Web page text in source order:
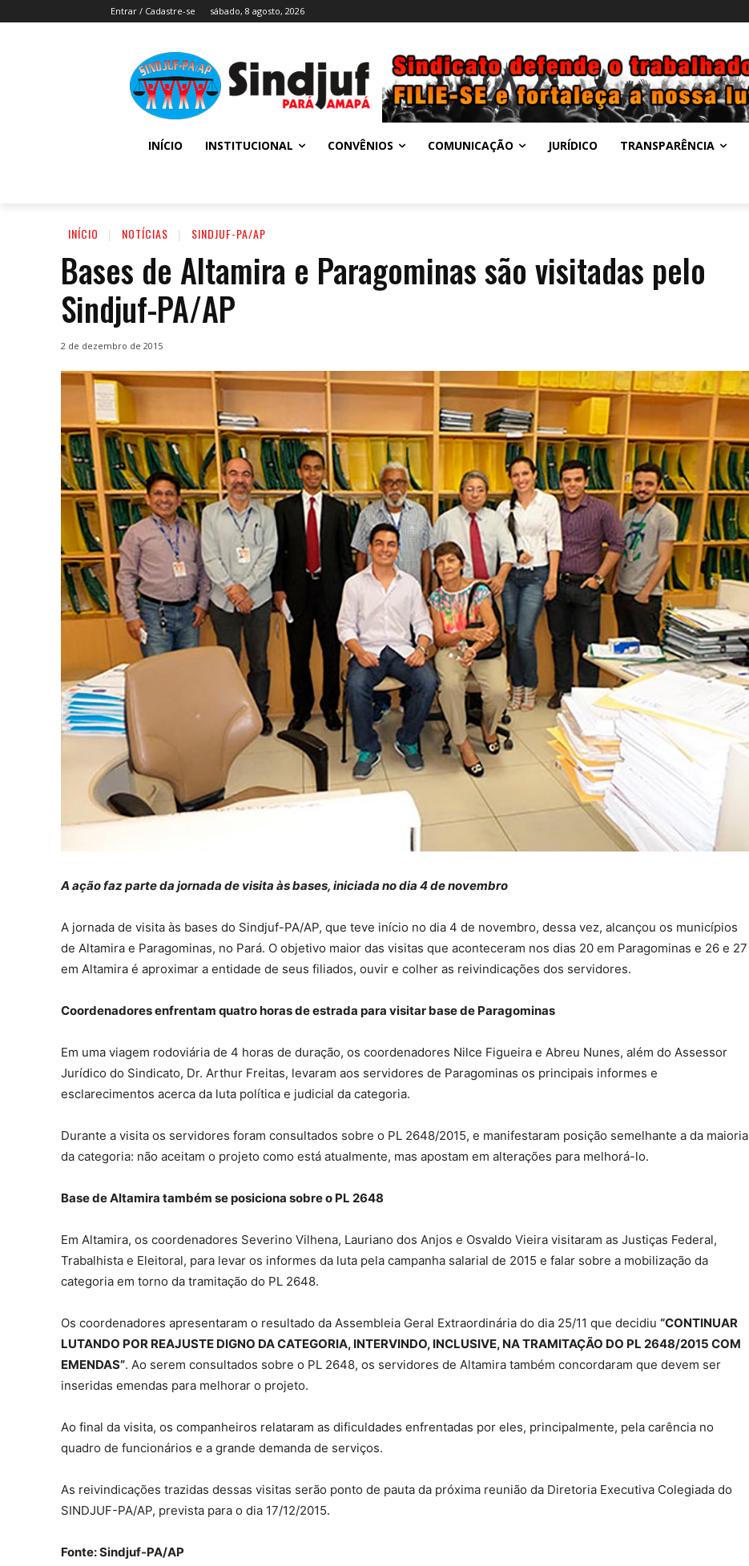
Entrar / Cadastre-se sábado, 8 agosto, 2026
INÍCIO INSTITUCIONAL CONVÊNIOS COMUNICAÇÃO JURÍDICO TRANSPARÊNCIA
INÍCIO NOTÍCIAS SINDJUF-PA/AP
Bases de Altamira e Paragominas são visitadas pelo
Sindjuf-PA/AP
2 de dezembro de 2015
A ação faz parte da jornada de visita às bases, iniciada no dia 4 de novembro
A jornada de visita às bases do Sindjuf-PA/AP, que teve início no dia 4 de novembro, dessa vez, alcançou os municípios
de Altamira e Paragominas, no Pará. O objetivo maior das visitas que aconteceram nos dias 20 em Paragominas e 26 e 27
em Altamira é aproximar a entidade de seus filiados, ouvir e colher as reivindicações dos servidores.
Coordenadores enfrentam quatro horas de estrada para visitar base de Paragominas
Em uma viagem rodoviária de 4 horas de duração, os coordenadores Nilce Figueira e Abreu Nunes, além do Assessor
Jurídico do Sindicato, Dr. Arthur Freitas, levaram aos servidores de Paragominas os principais informes e
esclarecimentos acerca da luta política e judicial da categoria.
Durante a visita os servidores foram consultados sobre o PL 2648/2015, e manifestaram posição semelhante a da maioria
da categoria: não aceitam o projeto como está atualmente, mas apostam em alterações para melhorá-lo.
Base de Altamira também se posiciona sobre o PL 2648
Em Altamira, os coordenadores Severino Vilhena, Lauriano dos Anjos e Osvaldo Vieira visitaram as Justiças Federal,
Trabalhista e Eleitoral, para levar os informes da luta pela campanha salarial de 2015 e falar sobre a mobilização da
categoria em torno da tramitação do PL 2648.
Os coordenadores apresentaram o resultado da Assembleia Geral Extraordinária do dia 25/11 que decidiu “CONTINUAR
LUTANDO POR REAJUSTE DIGNO DA CATEGORIA, INTERVINDO, INCLUSIVE, NA TRAMITAÇÃO DO PL 2648/2015 COM
EMENDAS”. Ao serem consultados sobre o PL 2648, os servidores de Altamira também concordaram que devem ser
inseridas emendas para melhorar o projeto.
Ao final da visita, os companheiros relataram as dificuldades enfrentadas por eles, principalmente, pela carência no
quadro de funcionários e a grande demanda de serviços.
As reivindicações trazidas dessas visitas serão ponto de pauta da próxima reunião da Diretoria Executiva Colegiada do
SINDJUF-PA/AP, prevista para o dia 17/12/2015.
Fonte: Sindjuf-PA/AP